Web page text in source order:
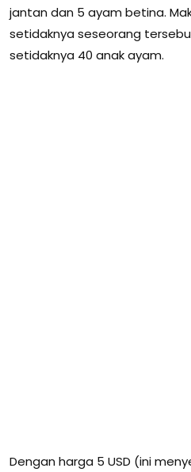
jantan dan 5 ayam betina.
setidaknya seseorang
setidaknya 40 anak ayam.
Dengan harga 5 USD (ini